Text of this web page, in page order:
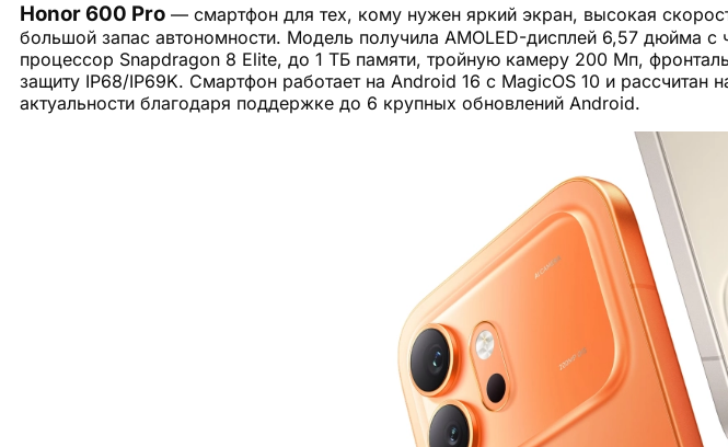
Honor 600 Pro — смартфон для тех, кому нужен яркий экран, высокая
большой запас автономности. Модель получила AMOLED-дисплей 6,57 дюйма с
процессор Snapdragon 8 Elite, до 1 ТБ памяти, тройную камеру 200 Мп,
защиту IP68/IP69K. Смартфон работает на Android 16 с MagicOS 10 и рассчитан
актуальности благодаря поддержке до 6 крупных обновлений Android.